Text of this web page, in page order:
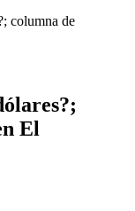
columna de
El